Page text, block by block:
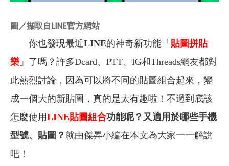
圖／擷取自LINE官方網站
你也發現最近LINE的神奇新功能「 貼圖拼貼
樂 」了嗎？許多Dcard、PTT、IG和Threads網友都對
此熱烈討論，因為可以將不同的貼圖組合起來，變
成一個大的新貼圖，真的是太有趣啦！不過到底該
怎麼使用LINE貼圖組合功能呢？又適用於哪些手機
型號、貼圖？ 就由傑昇小編在本文為大家一一解說
吧！